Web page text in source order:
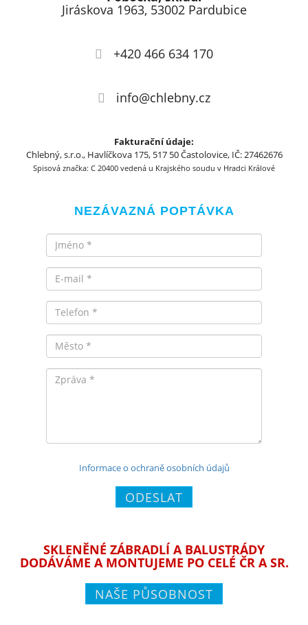
Jiráskova 1963, 53002 Pardubice
+420 466 634 170
info@chlebny.cz
Fakturační údaje:
Chlebný, s.r.o., Havlíčkova 175, 517 50 Častolovice, IČ: 27462676
Spisová značka: C 20400 vedená u Krajského soudu v Hradci Králové
NEZÁVAZNÁ POPTÁVKA
Informace o ochraně osobních údajů
ODESLAT
SKLENĚNÉ ZÁBRADLÍ A BALUSTRÁDY
DODÁVÁME A MONTUJEME PO CELÉ ČR A SR.
NAŠE PŮSOBNOST